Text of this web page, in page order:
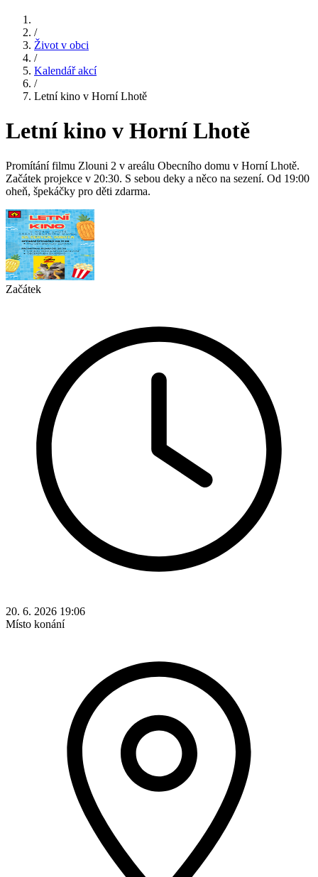
/
Život v obci
/
Kalendář akcí
/
Letní kino v Horní Lhotě
Letní kino v Horní Lhotě
Promítání filmu Zlouni 2 v areálu Obecního domu v Horní Lhotě.
Začátek projekce v 20:30. S sebou deky a něco na sezení. Od 19:00
oheň, špekáčky pro děti zdarma.
Začátek
20. 6. 2026 19:06
Místo konání